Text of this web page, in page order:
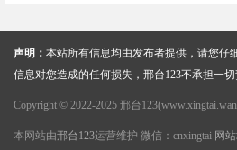
声明： 本站所有信息均由发布者提供，请您仔
信息对您造成的任何损失，邢台123不承担一切
Copyright © 2022-2025 邢台
本网站由邢台123运营维护 微信：cnxingtai 网